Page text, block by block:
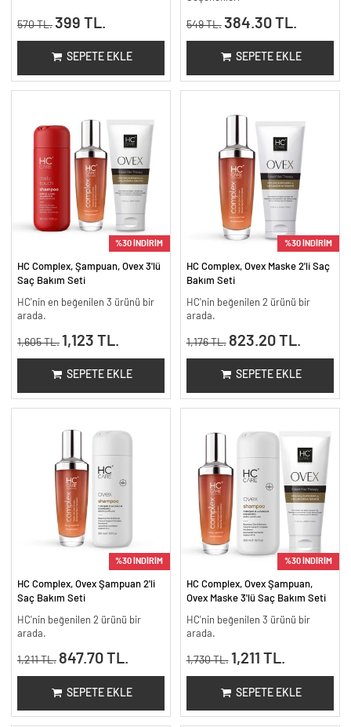
570 TL. 399 TL.
SEPETE EKLE
549 TL. 384.30 TL.
SEPETE EKLE
%30 İNDİRİM
HC Complex, Şampuan, Ovex 3'lü
Saç Bakım Seti
HC'nin en beğenilen 3 ürünü bir
arada.
1,605 TL. 1,123 TL.
SEPETE EKLE
%30 İNDİRİM
HC Complex, Ovex Maske 2'li Saç
Bakım Seti
HC'nin beğenilen 2 ürünü bir
arada.
1,176 TL. 823.20 TL.
SEPETE EKLE
%30 İNDİRİM
HC Complex, Ovex Şampuan 2'li
Saç Bakım Seti
HC'nin beğenilen 2 ürünü bir
arada.
1,211 TL. 847.70 TL.
SEPETE EKLE
%30 İNDİRİM
HC Complex, Ovex Şampuan,
Ovex Maske 3'lü Saç Bakım Seti
HC'nin beğenilen 3 ürünü bir
arada.
1,730 TL. 1,211 TL.
SEPETE EKLE